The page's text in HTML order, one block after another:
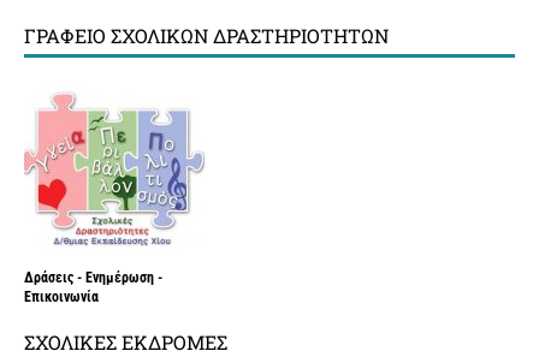
ΓΡΑΦΕΊΟ ΣΧΟΛΙΚΏΝ ΔΡΑΣΤΗΡΙΟΤΉΤΩΝ
Δράσεις - Ενημέρωση -
Επικοινωνία
ΣΧΟΛΙΚΈΣ ΕΚΔΡΟΜΈΣ